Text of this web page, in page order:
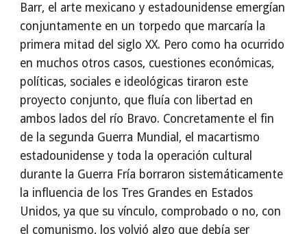
Barr, el arte mexicano y estadounidense emergían
conjuntamente en un torpedo que marcaría la
primera mitad del siglo XX. Pero como ha ocurrido
en muchos otros casos, cuestiones económicas,
políticas, sociales e ideológicas tiraron este
proyecto conjunto, que fluía con libertad en
ambos lados del río Bravo. Concretamente el fin
de la segunda Guerra Mundial, el macartismo
estadounidense y toda la operación cultural
durante la Guerra Fría borraron sistemáticamente
la influencia de los Tres Grandes en Estados
Unidos, ya que su vínculo, comprobado o no, con
el comunismo, los volvió algo que debía ser